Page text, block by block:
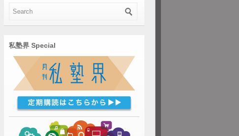
私塾界 Special